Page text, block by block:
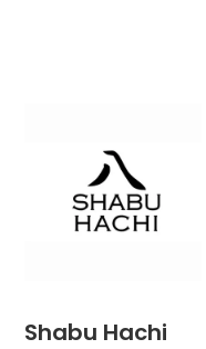
Shabu Hachi